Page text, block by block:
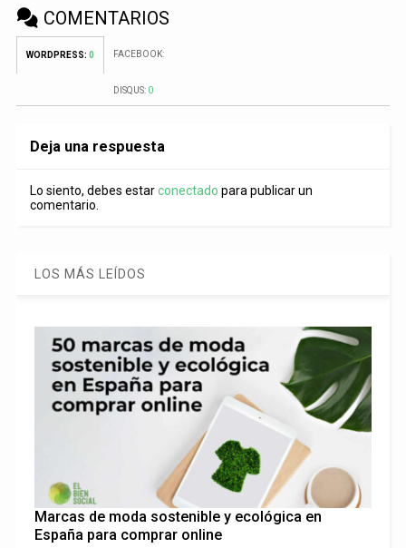
COMENTARIOS
WORDPRESS: 0 FACEBOOK:
DISQUS: 0
Deja una respuesta
Lo siento, debes estarconectado para publicar un
comentario.
LOS MÁS LEÍDOS
Marcas de moda sostenible y ecológica en
España para comprar online